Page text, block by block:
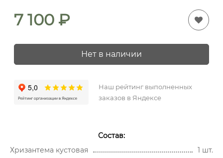
7 100 ₽
Нет в наличии
Наш рейтинг выполненных
заказов в Яндексе
Состав:
Хризантема кустовая
1 шт.